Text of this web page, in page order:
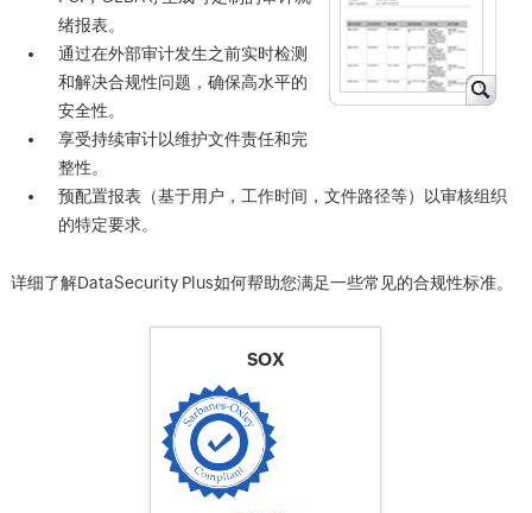
绪报表。
通过在外部审计发生之前实时检测
和解决合规性问题，确保高水平的
安全性。
享受持续审计以维护文件责任和完
整性。
预配置报表（基于用户，工作时间，文件路径等）以审核组织
的特定要求。
详细了解DataSecurity Plus如何帮助您满足一些常见的合规性标准。
SOX